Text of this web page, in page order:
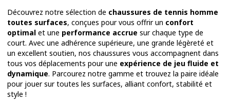
Découvrez notre sélection de chaussures de tennis homme
toutes surfaces, conçues pour vous offrir un confort
optimal et une performance accrue sur chaque type de
court. Avec une adhérence supérieure, une grande légèreté et
un excellent soutien, nos chaussures vous accompagnent dans
tous vos déplacements pour une expérience de jeu fluide et
dynamique. Parcourez notre gamme et trouvez la paire idéale
pour jouer sur toutes les surfaces, alliant confort, stabilité et
style !